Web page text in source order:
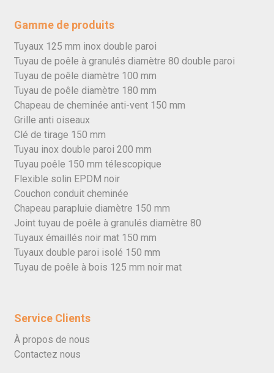
Gamme de produits
Tuyaux 125 mm inox double paroi
Tuyau de poêle à granulés diamètre 80 double paroi
Tuyau de poêle diamètre 100 mm
Tuyau de poêle diamètre 180 mm
Chapeau de cheminée anti-vent 150 mm
Grille anti oiseaux
Clé de tirage 150 mm
Tuyau inox double paroi 200 mm
Tuyau poêle 150 mm télescopique
Flexible solin EPDM noir
Couchon conduit cheminée
Chapeau parapluie diamètre 150 mm
Joint tuyau de poêle à granulés diamètre 80
Tuyaux émaillés noir mat 150 mm
Tuyaux double paroi isolé 150 mm
Tuyau de poêle à bois 125 mm noir mat
Service Clients
À propos de nous
Contactez nous